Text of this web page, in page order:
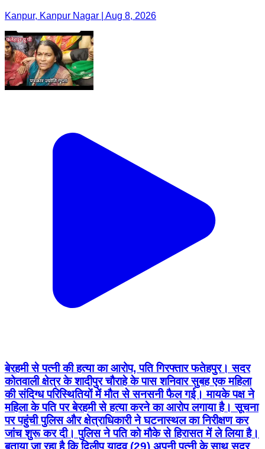
Kanpur, Kanpur Nagar | Aug 8, 2026
बेरहमी से पत्नी की हत्या का आरोप, पति गिरफ्तार फतेहपुर। सदर
कोतवाली क्षेत्र के शादीपुर चौराहे के पास शनिवार सुबह एक महिला
की संदिग्ध परिस्थितियों में मौत से सनसनी फैल गई। मायके पक्ष ने
महिला के पति पर बेरहमी से हत्या करने का आरोप लगाया है। सूचना
पर पहुंची पुलिस और क्षेत्राधिकारी ने घटनास्थल का निरीक्षण कर
जांच शुरू कर दी। पुलिस ने पति को मौके से हिरासत में ले लिया है।
बताया जा रहा है कि दिलीप यादव (29) अपनी पत्नी के साथ सदर